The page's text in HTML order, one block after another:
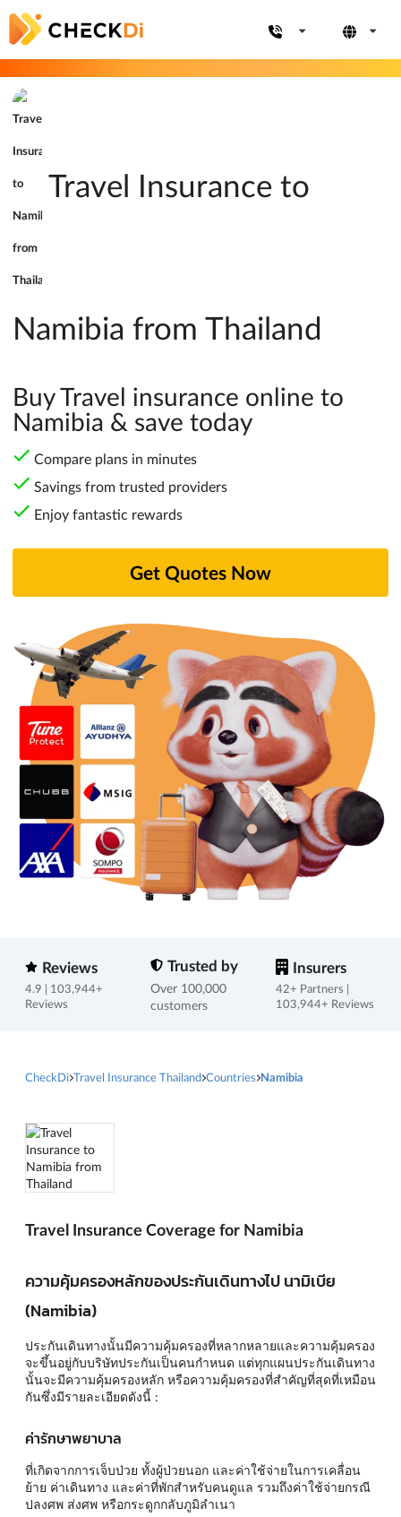
Travel Insurance to
Namibia from Thailand
Buy Travel insurance online to
Namibia & save today
Compare plans in minutes
Savings from trusted providers
Enjoy fantastic rewards
Get Quotes Now
Reviews
4.9 | 103,944+
Reviews
Trusted by
Over 100,000
customers
Insurers
42+ Partners |
103,944+ Reviews
CheckDi Travel Insurance Thailand Countries Namibia
Travel Insurance Coverage for Namibia
ความคุ้มครองหลักของประกันเดินทางไป นามิเบีย
(Namibia)
ประกันเดินทางนั้นมีความคุ้มครองที่หลากหลายและความคุ้มครอง
จะขึ้นอยู่กับบริษัทประกันเป็นคนกำหนด แต่ทุกแผนประกันเดินทาง
นั้นจะมีความคุ้มครองหลัก หรือความคุ้มครองที่สำคัญที่สุดที่เหมือน
กันซึ่งมีรายละเอียดดังนี้ :
ค่ารักษาพยาบาล
ที่เกิดจากการเจ็บป่วย ทั้งผู้ป่วยนอก และค่าใช้จ่ายในการเคลื่อน
ย้าย ค่าเดินทาง และค่าที่พักสำหรับคนดูแล รวมถึงค่าใช้จ่ายกรณี
ปลงศพ ส่งศพ หรือกระดูกกลับภูมิลำเนา